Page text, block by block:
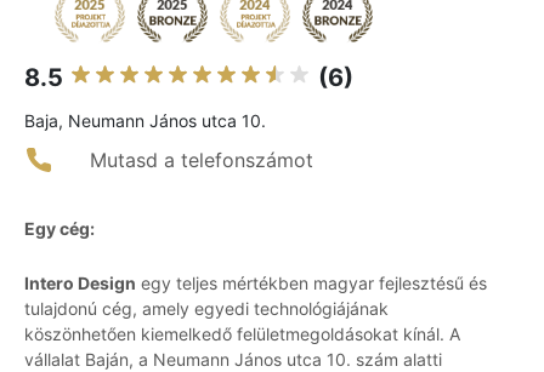
8.5 (6)
Baja, Neumann János utca 10.
Mutasd a telefonszámot
Egy cég:
Intero Design egy teljes mértékben magyar fejlesztésű és
tulajdonú cég, amely egyedi technológiájának
köszönhetően kiemelkedő felületmegoldásokat kínál. A
vállalat Baján, a Neumann János utca 10. szám alatti